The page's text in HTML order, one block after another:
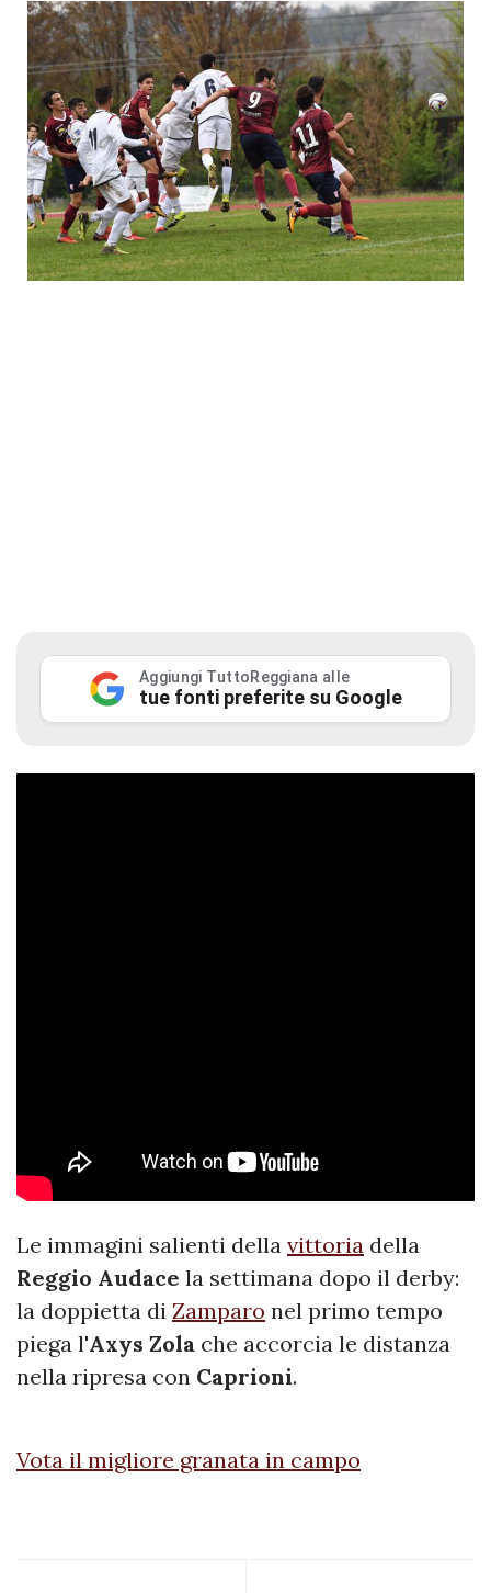
Aggiungi TuttoReggiana alle
tue fonti preferite su Google
Le immagini salienti della vittoria della
Reggio Audace la settimana dopo il derby:
la doppietta di Zamparo nel primo tempo
piega l'Axys Zola che accorcia le distanza
nella ripresa con Caprioni.
Vota il migliore granata in campo